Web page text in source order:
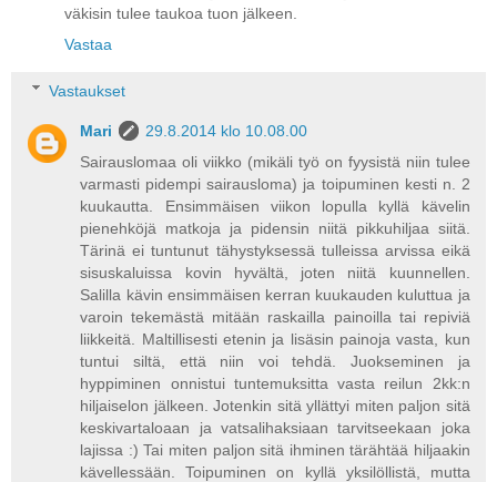
väkisin tulee taukoa tuon jälkeen.
Vastaa
Vastaukset
Mari
29.8.2014 klo 10.08.00
Sairauslomaa oli viikko (mikäli työ on fyysistä niin tulee
varmasti pidempi sairausloma) ja toipuminen kesti n. 2
kuukautta. Ensimmäisen viikon lopulla kyllä kävelin
pienehköjä matkoja ja pidensin niitä pikkuhiljaa siitä.
Tärinä ei tuntunut tähystyksessä tulleissa arvissa eikä
sisuskaluissa kovin hyvältä, joten niitä kuunnellen.
Salilla kävin ensimmäisen kerran kuukauden kuluttua ja
varoin tekemästä mitään raskailla painoilla tai repiviä
liikkeitä. Maltillisesti etenin ja lisäsin painoja vasta, kun
tuntui siltä, että niin voi tehdä. Juokseminen ja
hyppiminen onnistui tuntemuksitta vasta reilun 2kk:n
hiljaiselon jälkeen. Jotenkin sitä yllättyi miten paljon sitä
keskivartaloaan ja vatsalihaksiaan tarvitseekaan joka
lajissa :) Tai miten paljon sitä ihminen tärähtää hiljaakin
kävellessään. Toipuminen on kyllä yksilöllistä, mutta